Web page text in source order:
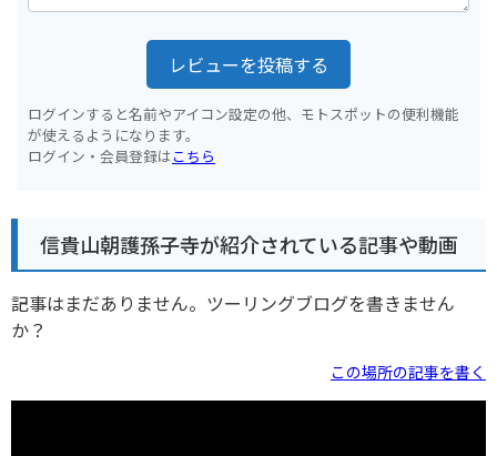
レビューを投稿する
ログインすると名前やアイコン設定の他、モトスポットの便利機能
が使えるようになります。
ログイン・会員登録はこちら
信貴山朝護孫子寺が紹介されている記事や動画
記事はまだありません。ツーリングブログを書きません
か？
この場所の記事を書く